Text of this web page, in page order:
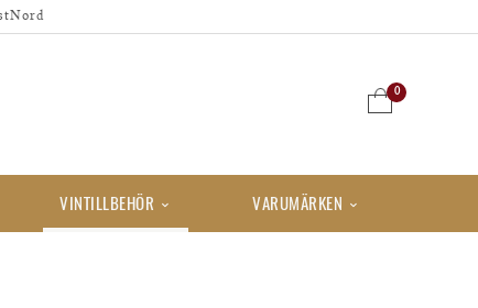
0
VINTILLBEHÖR VARUMÄRKEN